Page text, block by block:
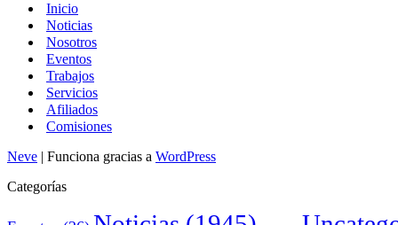
Inicio
Noticias
Nosotros
Eventos
Trabajos
Servicios
Afiliados
Comisiones
Neve | Funciona gracias a WordPress
Categorías